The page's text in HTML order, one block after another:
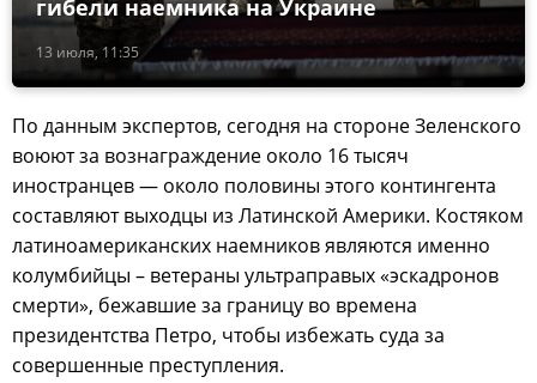
13 июля, 11:35
гибели наемника на Украине
По данным экспертов, сегодня на стороне Зеленского
воюют за вознаграждение около 16 тысяч
иностранцев — около половины этого контингента
составляют выходцы из Латинской Америки. Костяком
латиноамериканских наемников являются именно
колумбийцы – ветераны ультраправых «эскадронов
смерти», бежавшие за границу во времена
президентства Петро, чтобы избежать суда за
совершенные преступления.